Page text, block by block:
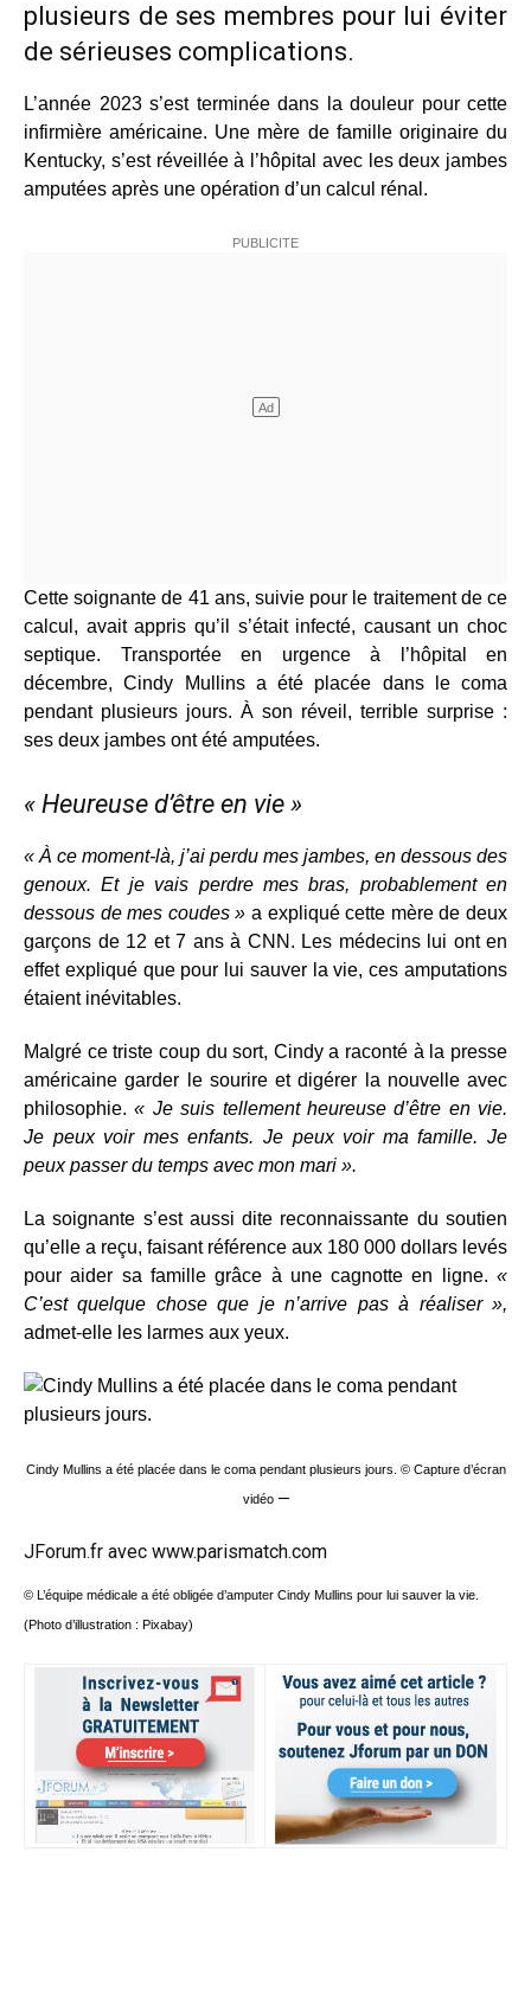
plusieurs de ses membres pour lui éviter
de sérieuses complications.
L’année 2023 s’est terminée dans la douleur pour cette
infirmière américaine. Une mère de famille originaire du
Kentucky, s’est réveillée à l’hôpital avec les deux jambes
amputées après une opération d’un calcul rénal.
Cette soignante de 41 ans, suivie pour le traitement de ce
calcul, avait appris qu’il s’était infecté, causant un choc
septique. Transportée en urgence à l’hôpital en
décembre, Cindy Mullins a été placée dans le coma
pendant plusieurs jours. À son réveil, terrible surprise :
ses deux jambes ont été amputées.
« Heureuse d’être en vie »
« À ce moment-là, j’ai perdu mes jambes, en dessous des
genoux. Et je vais perdre mes bras, probablement en
dessous de mes coudes » a expliqué cette mère de deux
garçons de 12 et 7 ans à CNN. Les médecins lui ont en
effet expliqué que pour lui sauver la vie, ces amputations
étaient inévitables.
Malgré ce triste coup du sort, Cindy a raconté à la presse
américaine garder le sourire et digérer la nouvelle avec
philosophie.« Je suis tellement heureuse d’être en vie.
Je peux voir mes enfants. Je peux voir ma famille. Je
peux passer du temps avec mon mari ».
La soignante s’est aussi dite reconnaissante du soutien
qu’elle a reçu, faisant référence aux 180 000 dollars levés
pour aider sa famille grâce à une cagnotte en ligne. «
C’est quelque chose que je n’arrive pas à réaliser »,
admet-elle les larmes aux yeux.
Cindy Mullins a été placée dans le coma pendant plusieurs jours. © Capture d’écran
vidéo–
JForum.fr avec www.parismatch.com
© L’équipe médicale a été obligée d’amputer Cindy Mullins pour lui sauver la vie.
(Photo d’illustration : Pixabay)